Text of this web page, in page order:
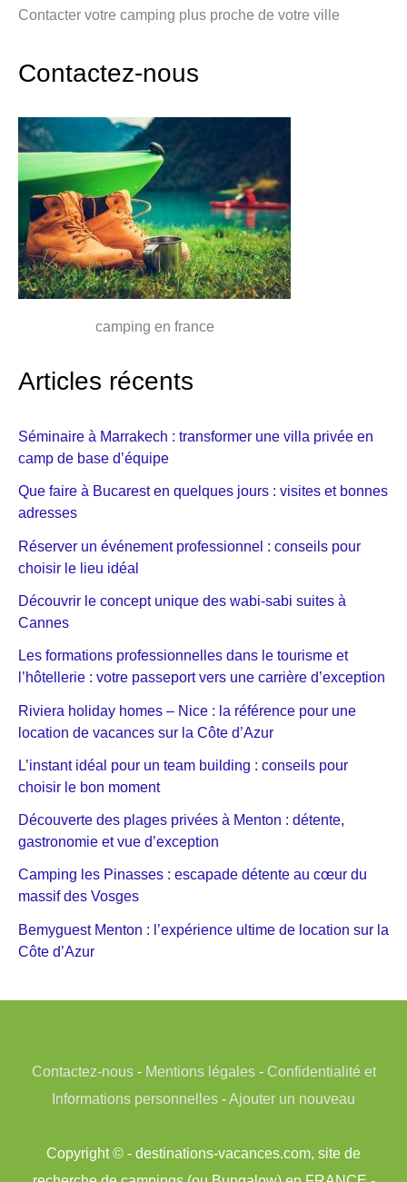
Contacter votre camping plus proche de votre ville
Contactez-nous
camping en france
Articles récents
Séminaire à Marrakech : transformer une villa privée en
camp de base d’équipe
Que faire à Bucarest en quelques jours : visites et bonnes
adresses
Réserver un événement professionnel : conseils pour
choisir le lieu idéal
Découvrir le concept unique des wabi-sabi suites à
Cannes
Les formations professionnelles dans le tourisme et
l’hôtellerie : votre passeport vers une carrière d’exception
Riviera holiday homes – Nice : la référence pour une
location de vacances sur la Côte d’Azur
L’instant idéal pour un team building : conseils pour
choisir le bon moment
Découverte des plages privées à Menton : détente,
gastronomie et vue d’exception
Camping les Pinasses : escapade détente au cœur du
massif des Vosges
Bemyguest Menton : l’expérience ultime de location sur la
Côte d’Azur
Contactez-nous- Mentions légales- Confidentialité et
Informations personnelles - Ajouter un nouveau
Copyright © - destinations-vacances.com, site de